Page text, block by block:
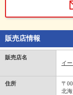
販売店情報
販売店名
イ
住所
〒
北